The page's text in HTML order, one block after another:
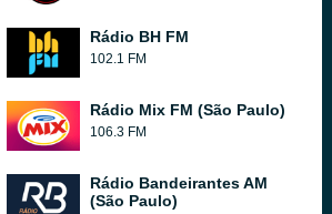
Rádio BH FM
102.1 FM
Rádio Mix FM (São Paulo)
106.3 FM
Rádio Bandeirantes AM
(São Paulo)